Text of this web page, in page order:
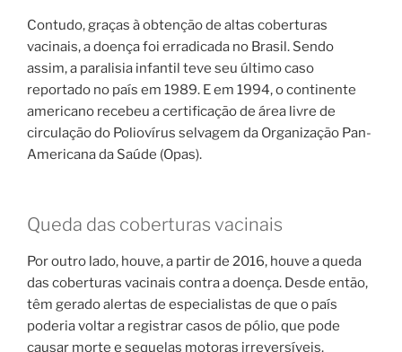
Contudo, graças à obtenção de altas coberturas
vacinais, a doença foi erradicada no Brasil. Sendo
assim, a paralisia infantil teve seu último caso
reportado no país em 1989. E em 1994, o continente
americano recebeu a certificação de área livre de
circulação do Poliovírus selvagem da Organização Pan-
Americana da Saúde (Opas).
Queda das coberturas vacinais
Por outro lado, houve, a partir de 2016, houve a queda
das coberturas vacinais contra a doença. Desde então,
têm gerado alertas de especialistas de que o país
poderia voltar a registrar casos de pólio, que pode
causar morte e sequelas motoras irreversíveis.